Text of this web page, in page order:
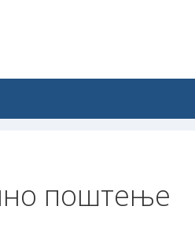
поштење